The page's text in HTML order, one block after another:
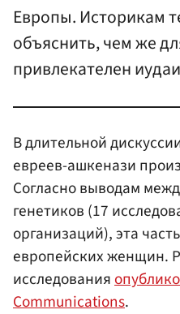
Европы. Историкам
объяснить, чем же
привлекателен
В длительной
евреев-ашкенази
Согласно выводам
генетиков (17
организаций), эта
европейских женщин.
исследования
Communications.